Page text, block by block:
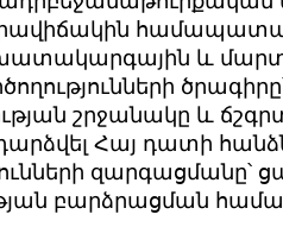
և
շրջանակը և
դարձվել Հայ դատի
զարգաց­մանը՝
բարձրացման